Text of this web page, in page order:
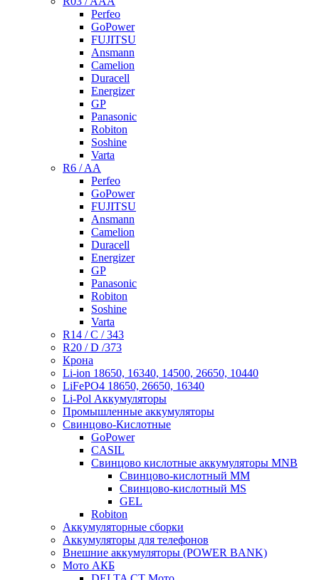
Perfeo
GoPower
FUJITSU
Ansmann
Camelion
Duracell
Energizer
GP
Panasonic
Robiton
Soshine
Varta
R6 / AA
Perfeo
GoPower
FUJITSU
Ansmann
Camelion
Duracell
Energizer
GP
Panasonic
Robiton
Soshine
Varta
R14 / C / 343
R20 / D /373
Крона
Li-ion 18650, 16340, 14500, 26650, 10440
LiFePO4 18650, 26650, 16340
Li-Pol Аккумуляторы
Промышленные аккумуляторы
Свинцово-Кислотные
GoPower
CASIL
Свинцово кислотные аккумуляторы MNB
Cвинцово-кислотный MM
Cвинцово-кислотный MS
GEL
Robiton
Аккумуляторные сборки
Аккумуляторы для телефонов
Внешние аккумуляторы (POWER BANK)
Мото АКБ